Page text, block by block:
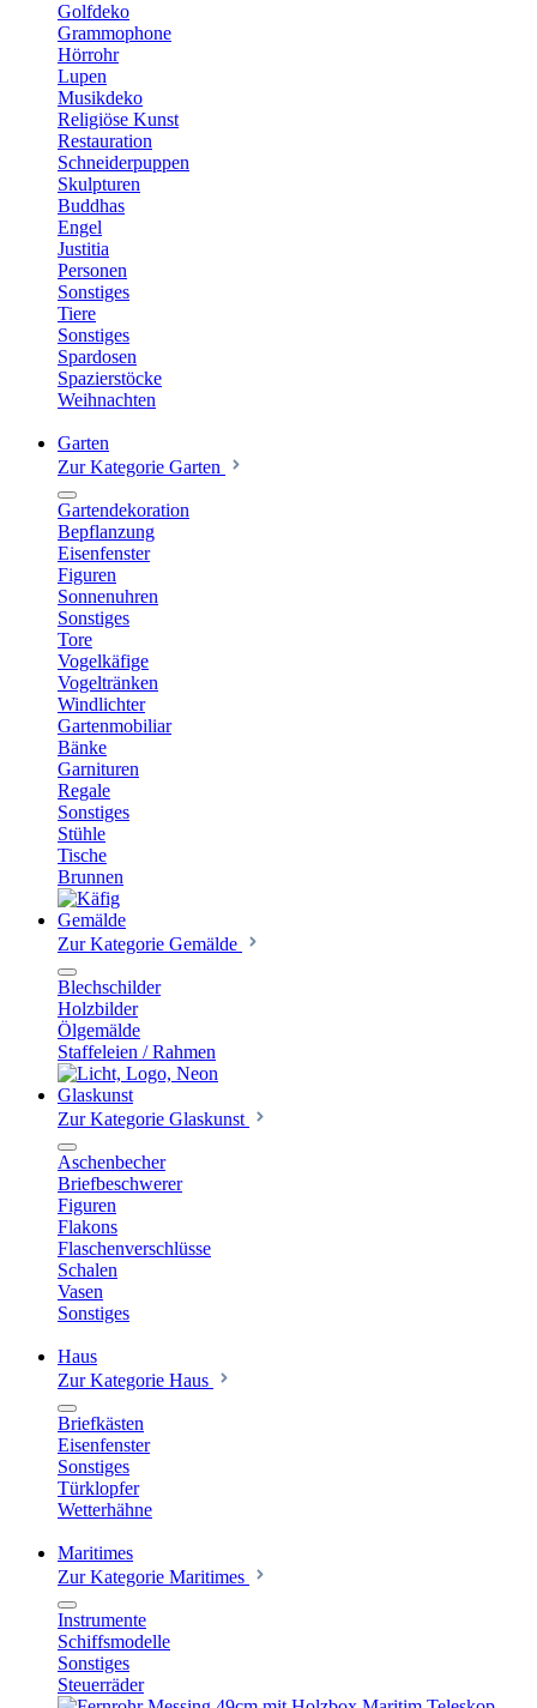
Golfdeko
Grammophone
Hörrohr
Lupen
Musikdeko
Religiöse Kunst
Restauration
Schneiderpuppen
Skulpturen
Buddhas
Engel
Justitia
Personen
Sonstiges
Tiere
Sonstiges
Spardosen
Spazierstöcke
Weihnachten
Garten
Zur Kategorie Garten
Gartendekoration
Bepflanzung
Eisenfenster
Figuren
Sonnenuhren
Sonstiges
Tore
Vogelkäfige
Vogeltränken
Windlichter
Gartenmobiliar
Bänke
Garnituren
Regale
Sonstiges
Stühle
Tische
Brunnen
Gemälde
Zur Kategorie Gemälde
Blechschilder
Holzbilder
Ölgemälde
Staffeleien / Rahmen
Glaskunst
Zur Kategorie Glaskunst
Aschenbecher
Briefbeschwerer
Figuren
Flakons
Flaschenverschlüsse
Schalen
Vasen
Sonstiges
Haus
Zur Kategorie Haus
Briefkästen
Eisenfenster
Sonstiges
Türklopfer
Wetterhähne
Maritimes
Zur Kategorie Maritimes
Instrumente
Schiffsmodelle
Sonstiges
Steuerräder